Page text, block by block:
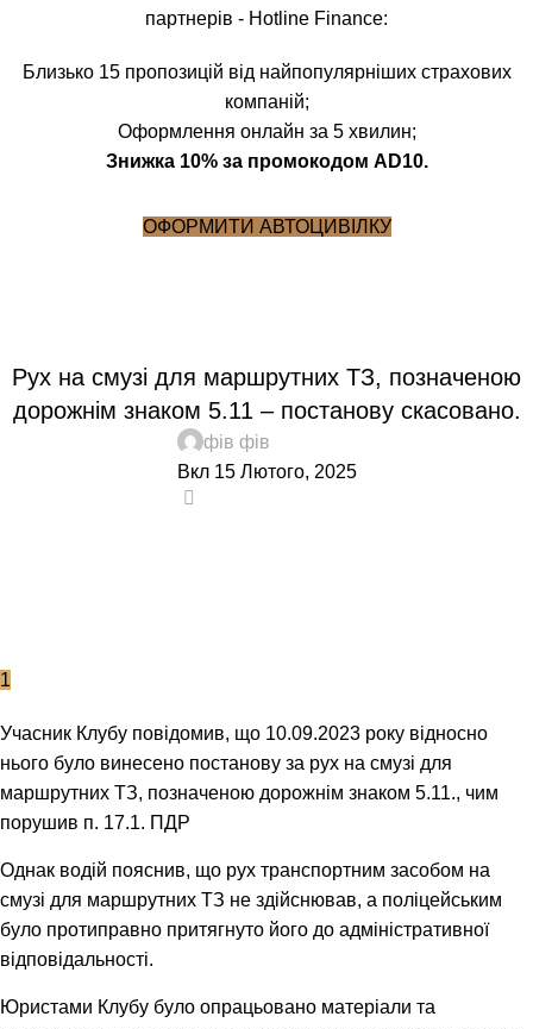
партнерів - Hotline Finance:
Близько 15 пропозицій від найпопулярніших страхових
компаній;
Оформлення онлайн за 5 хвилин;
Знижка 10% за промокодом AD10.
ОФОРМИТИ АВТОЦИВІЛКУ
Рух на смузі для маршрутних ТЗ, позначеною
дорожнім знаком 5.11 – постанову скасовано.
фів фів
Вкл 15 Лютого, 2025
1
Учасник Клубу повідомив, що 10.09.2023 року відносно
нього було винесено постанову за рух на смузі для
маршрутних ТЗ, позначеною дорожнім знаком 5.11., чим
порушив п. 17.1. ПДР
Однак водій пояснив, що рух транспортним засобом на
смузі для маршрутних ТЗ не здійснював, а поліцейським
було протиправно притягнуто його до адміністративної
відповідальності.
Юристами Клубу було опрацьовано матеріали та